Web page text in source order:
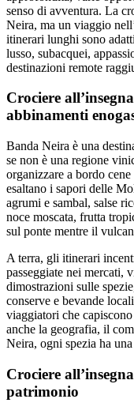
senso di avventura. La
Neira, ma un viaggio
itinerari lunghi sono
lusso, subacquei,
destinazioni remote
Crociere
abbinamenti
Banda Neira è una
se non è una regione
organizzare a bordo
esaltano i sapori delle
agrumi e sambal, salse
noce moscata, frutta
sul ponte mentre il
A terra, gli itinerari
passeggiate nei mercati,
dimostrazioni sulle
conserve e bevande
viaggiatori che
anche la geografia, il
Neira, ogni spezia ha
Crociere
patrimonio